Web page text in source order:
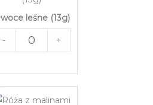
leśne (13g)
- +